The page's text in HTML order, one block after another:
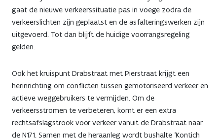
gaat de nieuwe verkeerssituatie pas in voege zodra de
verkeerslichten zijn geplaatst en de asfalteringswerken zijn
uitgevoerd. Tot dan blijft de huidige voorrangsregeling
gelden.
Ook het kruispunt Drabstraat met Pierstraat krijgt een
herinrichting om conflicten tussen gemotoriseerd verkeer en
actieve weggebruikers te vermijden. Om de
verkeersstromen te verbeteren, komt er een extra
rechtsafslagstrook voor verkeer vanuit de Drabstraat naar
de N171. Samen met de heraanleg wordt bushalte ‘Kontich